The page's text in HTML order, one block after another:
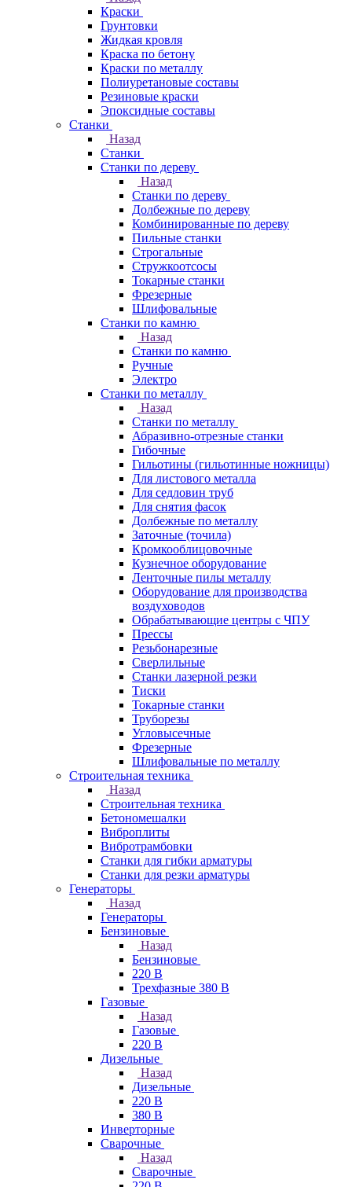
Краски
Грунтовки
Жидкая кровля
Краска по бетону
Краски по металлу
Полиуретановые составы
Резиновые краски
Эпоксидные составы
Станки
Назад
Станки
Станки по дереву
Назад
Станки по дереву
Долбежные по дереву
Комбинированные по дереву
Пильные станки
Строгальные
Стружкоотсосы
Токарные станки
Фрезерные
Шлифовальные
Станки по камню
Назад
Станки по камню
Ручные
Электро
Станки по металлу
Назад
Станки по металлу
Абразивно-отрезные станки
Гибочные
Гильотины (гильотинные ножницы)
Для листового металла
Для седловин труб
Для снятия фасок
Долбежные по металлу
Заточные (точила)
Кромкооблицовочные
Кузнечное оборудование
Ленточные пилы металлу
Оборудование для производства
воздуховодов
Обрабатывающие центры с ЧПУ
Прессы
Резьбонарезные
Сверлильные
Станки лазерной резки
Тиски
Токарные станки
Труборезы
Угловысечные
Фрезерные
Шлифовальные по металлу
Строительная техника
Назад
Строительная техника
Бетономешалки
Виброплиты
Вибротрамбовки
Станки для гибки арматуры
Станки для резки арматуры
Генераторы
Назад
Генераторы
Бензиновые
Назад
Бензиновые
220 В
Трехфазные 380 В
Газовые
Назад
Газовые
220 В
Дизельные
Назад
Дизельные
220 В
380 В
Инверторные
Сварочные
Назад
Сварочные